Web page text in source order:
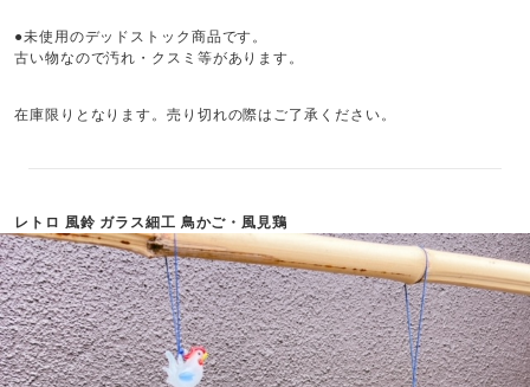
●未使用のデッドストック商品です。
古い物なので汚れ・クスミ等があります。
在庫限りとなります。売り切れの際はご了承ください。
レトロ 風鈴 ガラス細工 鳥かご・風見鶏